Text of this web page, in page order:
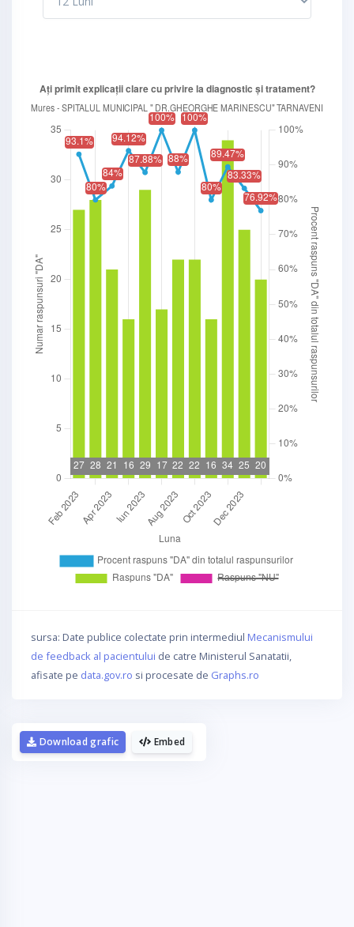
sursa: Date publice colectate prin intermediul Mecanismului
de feedback al pacientului de catre Ministerul Sanatatii,
afisate pe data.gov.ro si procesate de Graphs.ro
Embed
Download grafic